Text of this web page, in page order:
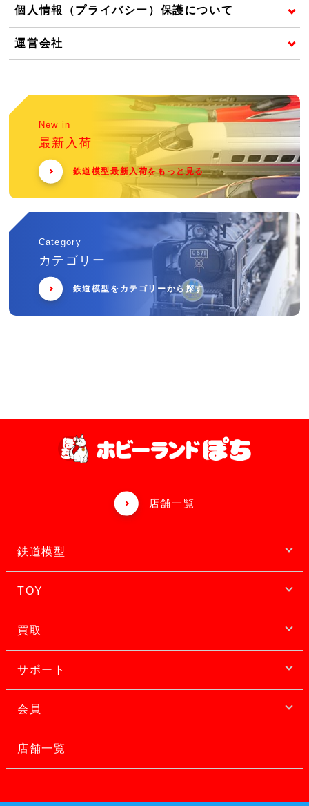
個人情報（プライバシー）保護について
運営会社
New in
最新入荷
鉄道模型最新入荷をもっと見る
Category
カテゴリー
鉄道模型をカテゴリーから探す
店舗一覧
鉄道模型
TOY
買取
サポート
会員
店舗一覧